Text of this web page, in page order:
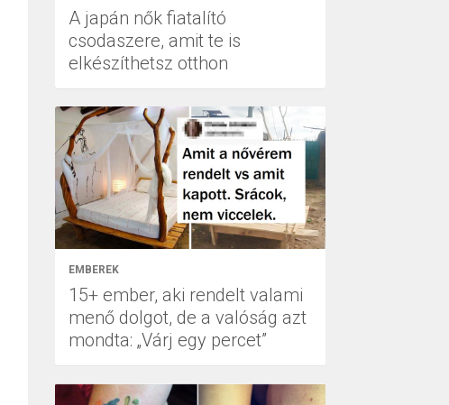
A japán nők fiatalító
csodaszere, amit te is
elkészíthetsz otthon
EMBEREK
15+ ember, aki rendelt valami
menő dolgot, de a valóság azt
mondta: „Várj egy percet”